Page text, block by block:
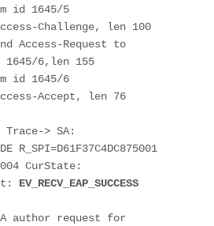
id 1645/5
Challenge, len 100
Access-Request to
1645/6,len 155
id 1645/6
Accept, len 76
Trace-> SA:
R_SPI=D61F37C4DC875001
EV_RECV_EAP_SUCCESS
author request for